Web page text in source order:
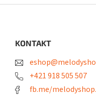
KONTAKT
+421 918 505 507
fb.me/